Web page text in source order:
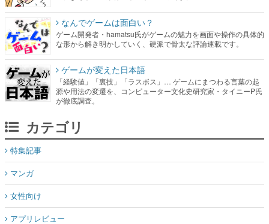
なんでゲームは面白い？
ゲーム開発者・hamatsu氏がゲームの魅力を画面や操作の具体的
な形から解き明かしていく、硬派で骨太な評論連載です。
ゲームが変えた日本語
「経験値」「裏技」「ラスボス」… ゲームにまつわる言葉の起
源や用法の変遷を、コンピューター文化史研究家・タイニーP氏
が徹底調査。
カテゴリ
特集記事
マンガ
女性向け
アプリレビュー